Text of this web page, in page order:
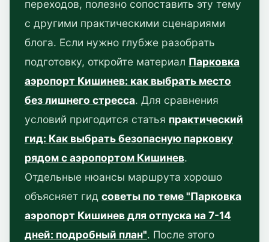
переходов, полезно сопоставить эту тему
с другими практическими сценариями
блога. Если нужно глубже разобрать
подготовку, откройте материал Парковка
аэропорт Кишинев: как выбрать место
без лишнего стресса. Для сравнения
условий пригодится статья практический
гид: Как выбрать безопасную парковку
рядом с аэропортом Кишинев.
Отдельные нюансы маршрута хорошо
объясняет гид советы по теме "Парковка
аэропорт Кишинев для отпуска на 7-14
дней: подробный план". После этого